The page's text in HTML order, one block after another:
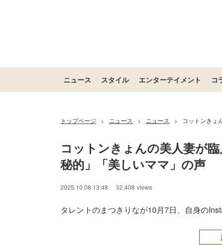
ニュース スタイル エンターテイメント コ
トップページ > ニュース > ニュース > コットンきょ
コットンきょんの美人妻が
秘的」「美しいママ」の声
2025.10.08 13:48 32,408 views
タレントのまつきりなが10月7日、自身の